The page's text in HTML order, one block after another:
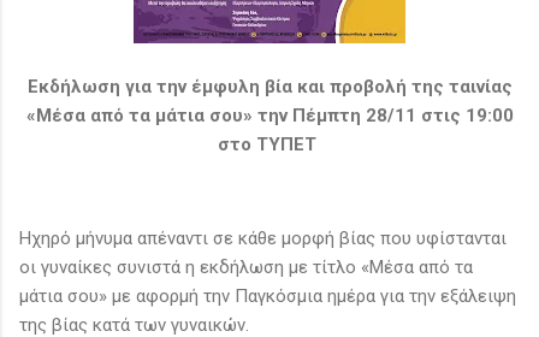
Εκδήλωση για την έμφυλη βία και προβολή της ταινίας
«Μέσα από τα μάτια σου» την Πέμπτη 28/11 στις 19:00
στο ΤΥΠΕΤ
Ηχηρό μήνυμα απέναντι σε κάθε μορφή βίας που υφίστανται
οι γυναίκες συνιστά η εκδήλωση με τίτλο «Μέσα από τα
μάτια σου» με αφορμή την Παγκόσμια ημέρα για την εξάλειψη
της βίας κατά των γυναικών.